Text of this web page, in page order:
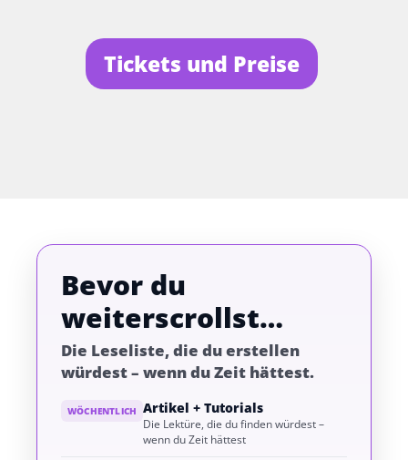
Tickets und Preise
Bevor du
weiterscrollst…
Die Leseliste, die du erstellen
würdest – wenn du Zeit hättest.
WÖCHENTLICH Artikel + Tutorials
Die Lektüre, die du finden würdest –
wenn du Zeit hättest